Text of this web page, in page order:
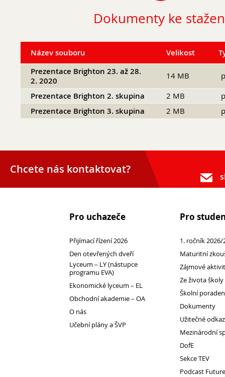
Pedagogický sbor
Výchovná a kariérní poradkyně
Psycholog PPP
Soutěže
Vršovický lev
Evento
31. mezinárodní veletrh FIF
Antre
Dokumenty ke
Název souboru Velikost
Prezentace Brighton 23. až 28.
2. 2020
14 MB
Prezentace Brighton 2. skupina 2 MB
Prezentace Brighton 3. skupina 2 MB
Chcete nás kontaktovat?
Pro uchazeče
Přijímací řízení 2026
Den otevřených dveří
Lyceum – LY (nástupce
programu EVA)
Ekonomické lyceum – EL
Obchodní akademie – OA
O nás
Učební plány a ŠVP
Pro
1. ročník 2026/
Maturitní
Zájmové
Ze života školy
Školní
Dokumenty
Užitečné
Mezinárodní
DofE
Sekce TEV
Podcast